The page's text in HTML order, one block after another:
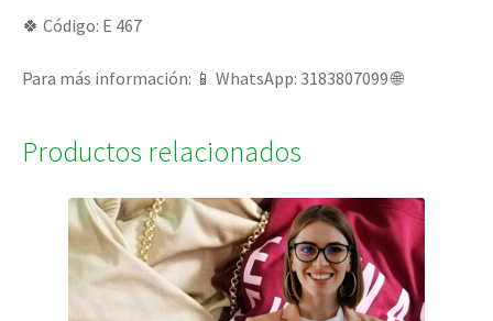
🍀 Código: E 467
Para más información: 📱 WhatsApp: 3183807099 🌐
Productos relacionados